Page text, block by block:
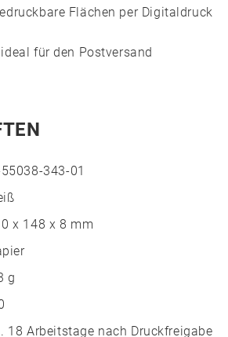
Flächen per Digitaldruck
für den Postversand
343-01
x 148 x 8 mm
g
18 Arbeitstage nach Druckfreigabe